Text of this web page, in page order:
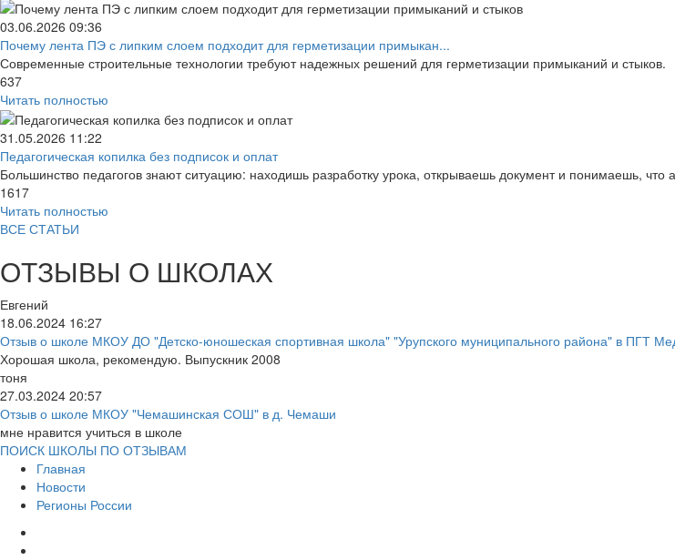
03.06.2026 09:36
Почему лента ПЭ с липким слоем подходит для герметизации примыкан...
Современные строительные технологии требуют надежных решений для герметизации примыканий и стыков.
637
Читать полностью
31.05.2026 11:22
Педагогическая копилка без подписок и оплат
Большинство педагогов знают ситуацию: находишь разработку урока, открываешь документ и понимаешь,
1617
Читать полностью
ВСЕ СТАТЬИ
ОТЗЫВЫ О ШКОЛАХ
Евгений
18.06.2024 16:27
Отзыв о школе МКОУ ДО "Детско-юношеская спортивная школа" "Урупского муниципального района" в ПГТ
Хорошая школа, рекомендую. Выпускник 2008
тоня
27.03.2024 20:57
Отзыв о школе МКОУ "Чемашинская СОШ" в д. Чемаши
мне нравится учиться в школе
ПОИСК ШКОЛЫ ПО ОТЗЫВАМ
Главная
Новости
Регионы России